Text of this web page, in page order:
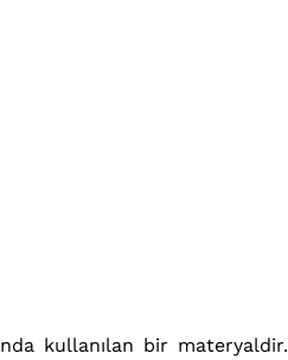
kullanılan bir materyaldir.